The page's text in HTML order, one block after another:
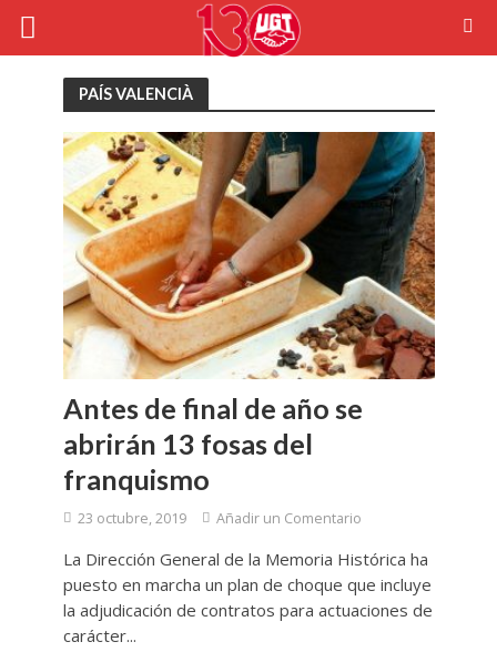
PAÍS VALENCIÀ
Antes de final de año se
abrirán 13 fosas del
franquismo
23 octubre, 2019 Añadir un Comentario
La Dirección General de la Memoria Histórica ha
puesto en marcha un plan de choque que incluye
la adjudicación de contratos para actuaciones de
carácter...